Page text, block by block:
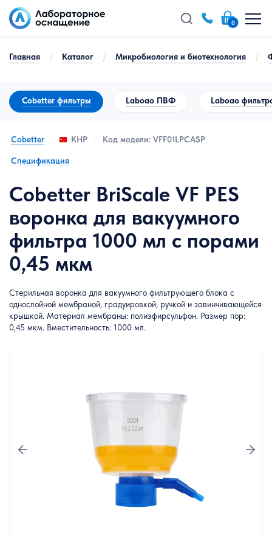
0
Главная / Каталог / Микробиология и биотехнология /
Cobetter фильтры Laboao ПВФ Laboao
Cobetter КНР Код модели: VFF01LPCASP
Спецификация
Cobetter BriScale VF PES
воронка для вакуумного
фильтра 1000 мл с порами
0,45 мкм
Стерильная воронка для вакуумного фильтрующего блока с
однослойной мембраной, градуировкой, ручкой и завинчивающейся
крышкой. Материал мембраны: полиэфирсульфон. Размер пор:
0,45 мкм. Вместительность: 1000 мл.